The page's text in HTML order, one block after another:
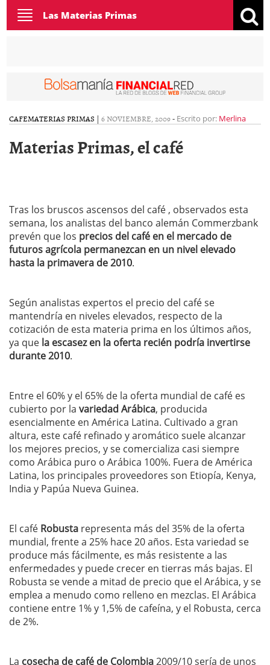
Toggle
navigation
Las Materias Primas
CAFEMATERIAS PRIMAS | 6 NOVIEMBRE, 2009- Escrito por: Merlina
Materias Primas, el café
Tras los bruscos ascensos del café , observados esta
semana, los analistas del banco alemán Commerzbank
prevén que los precios del café en el mercado de
futuros agrícola permanezcan en un nivel elevado
hasta la primavera de 2010.
Según analistas expertos el precio del café se
mantendría en niveles elevados, respecto de la
cotización de esta materia prima en los últimos años,
ya que la escasez en la oferta recién podría invertirse
durante 2010.
Entre el 60% y el 65% de la oferta mundial de café es
cubierto por la variedad Arábica, producida
esencialmente en América Latina. Cultivado a gran
altura, este café refinado y aromático suele alcanzar
los mejores precios, y se comercializa casi siempre
como Arábica puro o Arábica 100%. Fuera de América
Latina, los principales proveedores son Etiopía, Kenya,
India y Papúa Nueva Guinea.
El café Robusta representa más del 35% de la oferta
mun­dial, frente a 25% hace 20 años. Esta variedad se
produce más fácilmente, es más resistente a las
enfermedades y puede crecer en tierras más bajas. El
Robusta se vende a mitad de precio que el Arábica, y se
emplea a menudo como relleno en mezclas. El Arábica
contiene entre 1% y 1,5% de cafeína, y el Robusta, cerca
de 2%.
La cosecha de café de Colombia2009/10 sería de unos